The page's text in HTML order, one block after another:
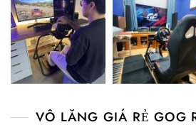
VÔ LĂNG GIÁ RẺ GOG